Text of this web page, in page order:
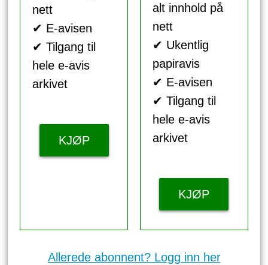
nett
✔ E-avisen
✔ Tilgang til
hele e-avis
arkivet
KJØP
alt innhold på
nett
✔ Ukentlig
papiravis
✔ E-avisen
✔ Tilgang til
hele e-avis
arkivet
KJØP
Allerede abonnent? Logg inn her